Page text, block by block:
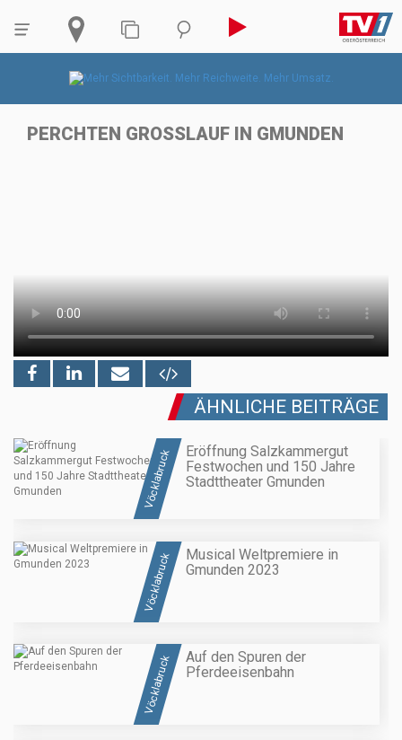
PERCHTEN GROSSLAUF IN GMUNDEN
ÄHNLICHE BEITRÄGE
Vöcklabruck
Eröffnung Salzkammergut
Festwochen und 150 Jahre
Stadttheater Gmunden
Vöcklabruck
Musical Weltpremiere in
Gmunden 2023
Vöcklabruck
Auf den Spuren der
Pferdeeisenbahn